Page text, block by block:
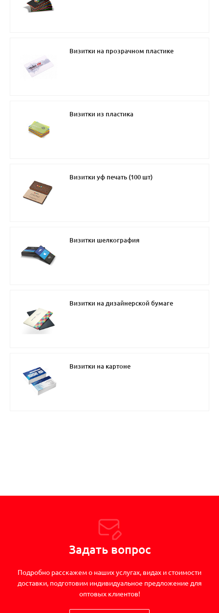
Визитки на прозрачном пластике
Визитки из пластика
Визитки уф печать (100 шт)
Визитки шелкография
Визитки на дизайнерской бумаге
Визитки на картоне
Задать вопрос
Подробно расскажем о наших услугах, видах и стоимости
доставки, подготовим индивидуальное предложение для
оптовых клиентов!